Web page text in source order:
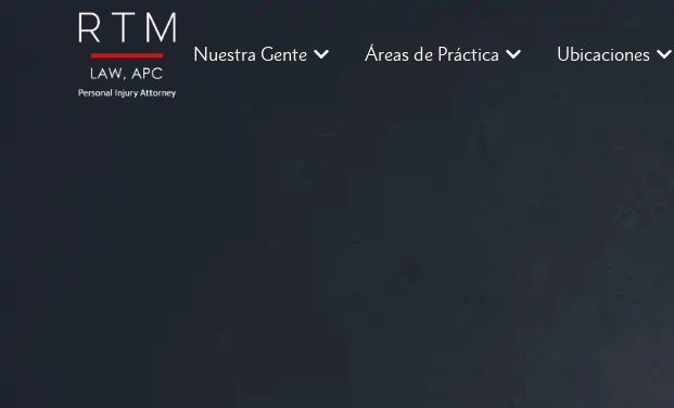
Nuestra Gente Áreas de Práctica Ubicaciones